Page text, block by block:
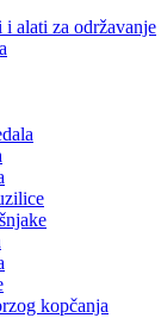
alati za održavanje
kopčanja